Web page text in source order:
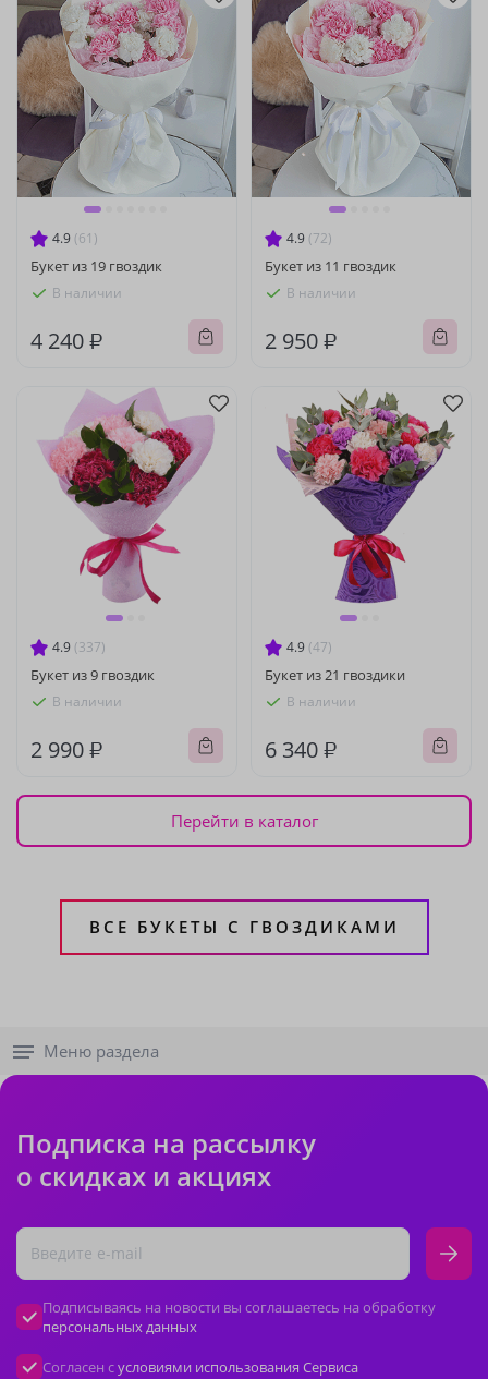
4.9 (61)
Букет из 19 гвоздик
В наличии
4 240 ₽
4.9 (72)
Букет из 11 гвоздик
В наличии
2 950 ₽
4.9 (337)
Букет из 9 гвоздик
В наличии
2 990 ₽
4.9 (47)
Букет из 21 гвоздики
В наличии
6 340 ₽
Перейти в каталог
ВСЕ БУКЕТЫ С ГВОЗДИКАМИ
Меню раздела
Подписка на рассылку
о скидках и акциях
Подписываясь на новости вы соглашаетесь на обработку
персональных данных
Согласен сусловиями использования Сервиса